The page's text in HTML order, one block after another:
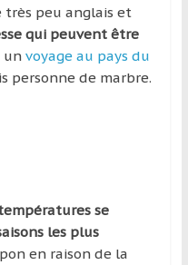
très peu anglais et
qui peuvent être
un voyage au pays du
personne de marbre.
se
les plus
en raison de la